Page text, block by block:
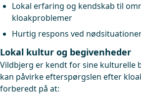
Lokal erfaring og kendskab til
kloakproblemer
Hurtig respons ved
Lokal kultur og begivenheder
Vildbjerg er kendt for sine kulturelle
kan påvirke efterspørgslen efter
forberedt på at: